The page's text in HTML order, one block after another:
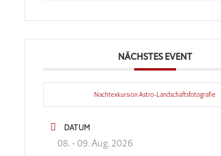
NÄCHSTES EVENT
Nachtexkursion Astro-Landschaftsfotografie
DATUM
08. - 09. Aug. 2026